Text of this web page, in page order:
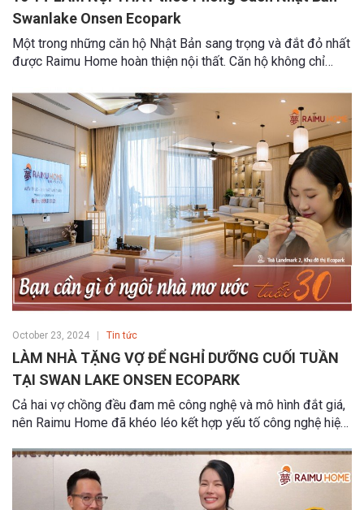
Swanlake Onsen Ecopark
Một trong những căn hộ Nhật Bản sang trọng và đắt đỏ nhất
được Raimu Home hoàn thiện nội thất. Căn hộ không chỉ
minh, đa năng.
October 23, 2024 Tin tức
LÀM NHÀ TẶNG VỢ ĐỂ NGHỈ DƯỠNG CUỐI TUẦN
TẠI SWAN LAKE ONSEN ECOPARK
Cả hai vợ chồng đều đam mê công nghệ và mô hình đắt giá,
nên Raimu Home đã khéo léo kết hợp yếu tố công nghệ hiện
được trải nghiệm căn hộ của mình qua công nghệ thực tế ảo
Apple Vision Pro, cho phép chỉnh sửa theo ý mu